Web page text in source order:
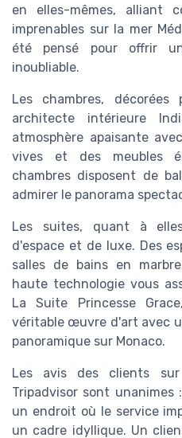
en elles-mêmes, alliant
imprenables sur la mer
été pensé pour offrir
inoubliable.
Les chambres,
architecte intérieure
atmosphère apaisante
vives et des meubles
chambres disposent de
admirer le panorama
Les suites, quant à
d'espace et de luxe. Des
salles de bains en
haute technologie vous
La Suite Princesse
véritable œuvre d'art avec
panoramique sur Monaco.
Les avis des clients
Tripadvisor sont unanimes
un endroit où le service
un cadre idyllique. Un